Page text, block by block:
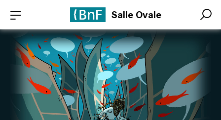
contenu
principal
Salle Ovale Search
Search
Panneau de gestion des cookies